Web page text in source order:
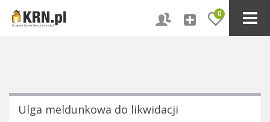
0
Ulga meldunkowa do likwidacji